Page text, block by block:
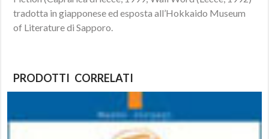
tradotta in giapponese ed esposta all’Hokkaido Museum
of Literature di Sapporo.
PRODOTTI CORRELATI